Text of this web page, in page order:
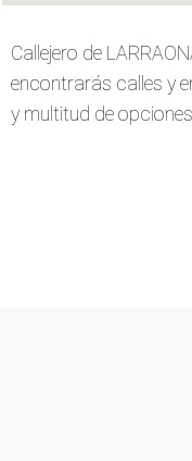
Callejero de
encontrarás calles y
y multitud de